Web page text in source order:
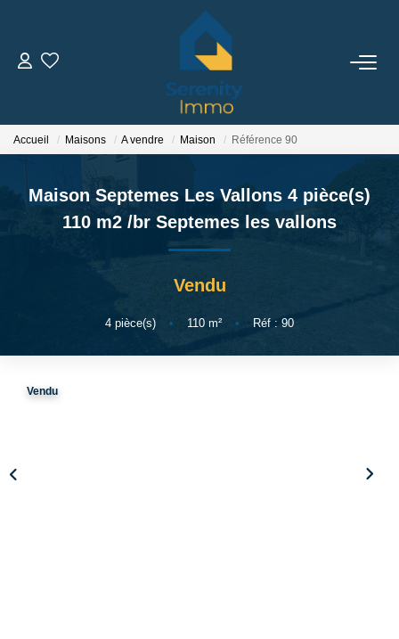
ACHETER
LOUER
ESTIMER
FAIRE GÉRER
Accueil Maisons A vendre Maison Référence 90
Maison Septemes Les Vallons 4 pièce(s)
110 m2 /br Septemes les vallons
Vendu
4 pièce(s) • 110 m² • Réf : 90
Vendu